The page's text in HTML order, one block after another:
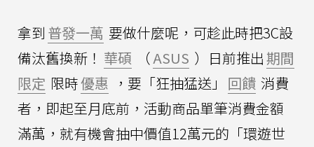
拿到 普發一萬 要做什麼呢，可趁此時把3C設
備汰舊換新！ 華碩 （ASUS ）日前推出期間
限定 限時優惠 ，要「狂抽猛送」 回饋 消費
者，即起至月底前，活動商品單筆消費金額
滿萬，就有機會抽中價值12萬元的「環遊世